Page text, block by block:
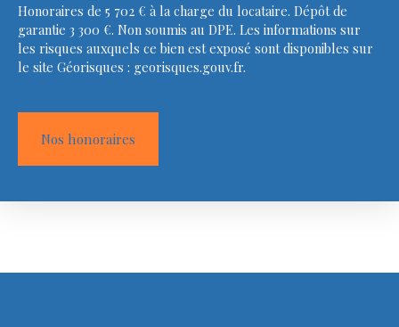
Honoraires de 5 702 € à la charge du locataire. Dépôt de
garantie 3 300 €. Non soumis au DPE. Les informations sur
les risques auxquels ce bien est exposé sont disponibles sur
le site Géorisques : georisques.gouv.fr.
Nos honoraires